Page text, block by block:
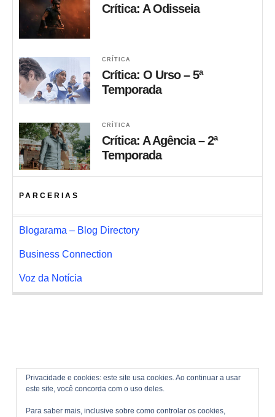
Privacidade e cookies: este site usa cookies. Ao continuar a usar
este site, você concorda com o uso deles.
Para saber mais, inclusive sobre como controlar os cookies,
Crítica: A Odisseia
CRÍTICA
Crítica: O Urso – 5ª
Temporada
CRÍTICA
Crítica: A Agência – 2ª
Temporada
PARCERIAS
Blogarama – Blog Directory
Business Connection
Voz da Notícia